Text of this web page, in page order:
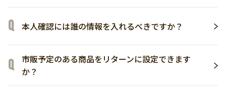
本人確認には誰の情報を入れるべきですか？
市販予定のある商品をリターンに設定できます
か？